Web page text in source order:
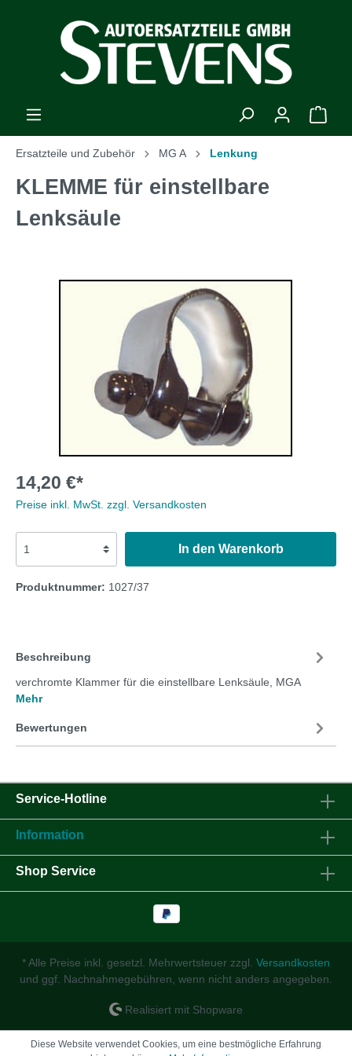
Ersatzteile und Zubehör MG A Lenkung
KLEMME für einstellbare
Lenksäule
14,20 €*
Preise inkl. MwSt. zzgl. Versandkosten
In den Warenkorb
Produktnummer: 1027/37
Beschreibung
verchromte Klammer für die einstellbare Lenksäule, MGA
Mehr
Bewertungen
Service-Hotline
Information
Shop Service
* Alle Preise inkl. gesetzl. Mehrwertsteuer zzgl. Versandkosten
und ggf. Nachnahmegebühren, wenn nicht anders angegeben.
Realisiert mit Shopware
Diese Website verwendet Cookies, um eine bestmögliche Erfahrung